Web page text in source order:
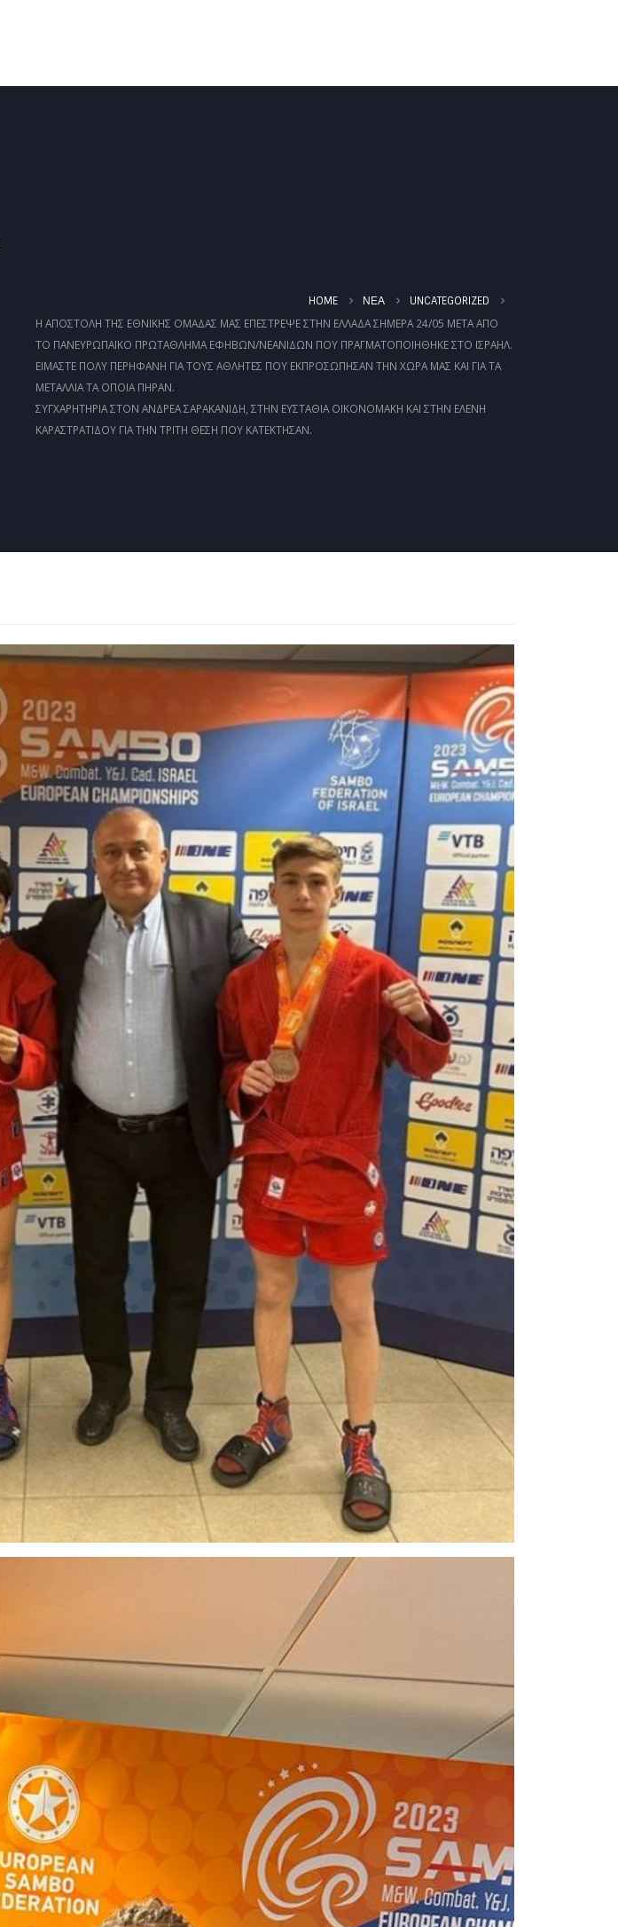
HOME ΝΈΑ UNCATEGORIZED
Η ΑΠΟΣΤΟΛΉ ΤΗΣ ΕΘΝΙΚΉΣ ΟΜΆΔΑΣ ΜΑΣ ΕΠΈΣΤΡΕΨΕ ΣΤΗΝ ΕΛΛΆΔΑ ΣΉΜΕΡΑ 24/05 ΜΕΤΆ ΑΠΌ
ΤΟ ΠΑΝΕΥΡΩΠΑΪΚΌ ΠΡΩΤΆΘΛΗΜΑ ΕΦΉΒΩΝ/ΝΕΑΝΊΔΩΝ ΠΟΥ ΠΡΑΓΜΑΤΟΠΟΙΉΘΗΚΕ ΣΤΟ ΙΣΡΑΉΛ.
ΕΊΜΑΣΤΕ ΠΟΛΎ ΠΕΡΉΦΑΝΗ ΓΙΑ ΤΟΥΣ ΑΘΛΗΤΈΣ ΠΟΥ ΕΚΠΡΟΣΏΠΗΣΑΝ ΤΗΝ ΧΏΡΑ ΜΑΣ ΚΑΙ ΓΙΑ ΤΑ
ΜΕΤΆΛΛΙΑ ΤΑ ΟΠΟΊΑ ΠΉΡΑΝ.
ΣΥΓΧΑΡΗΤΉΡΙΑ ΣΤΟΝ ΑΝΔΡΈΑ ΣΑΡΑΚΑΝΊΔΗ, ΣΤΗΝ ΕΥΣΤΑΘΊΑ ΟΙΚΟΝΟΜΆΚΗ ΚΑΙ ΣΤΗΝ ΕΛΈΝΗ
ΚΑΡΑΣΤΡΑΤΊΔΟΥ ΓΙΑ ΤΗΝ ΤΡΊΤΗ ΘΈΣΗ ΠΟΥ ΚΑΤΈΚΤΗΣΑΝ.